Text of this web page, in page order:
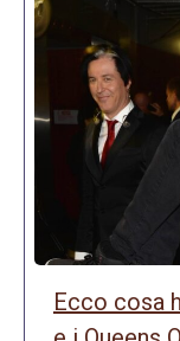
Ecco cosa